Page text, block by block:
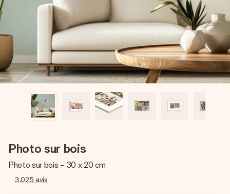
Créez quelque chose d’unique en quelques étapes – avec
son prénom, votre photo ou un message qui touche le cœur.
Sans complications, juste tout l’amour pour le moment idéal.
Photo sur bois
Photo sur bois - 30 x 20 cm
3,025 avis